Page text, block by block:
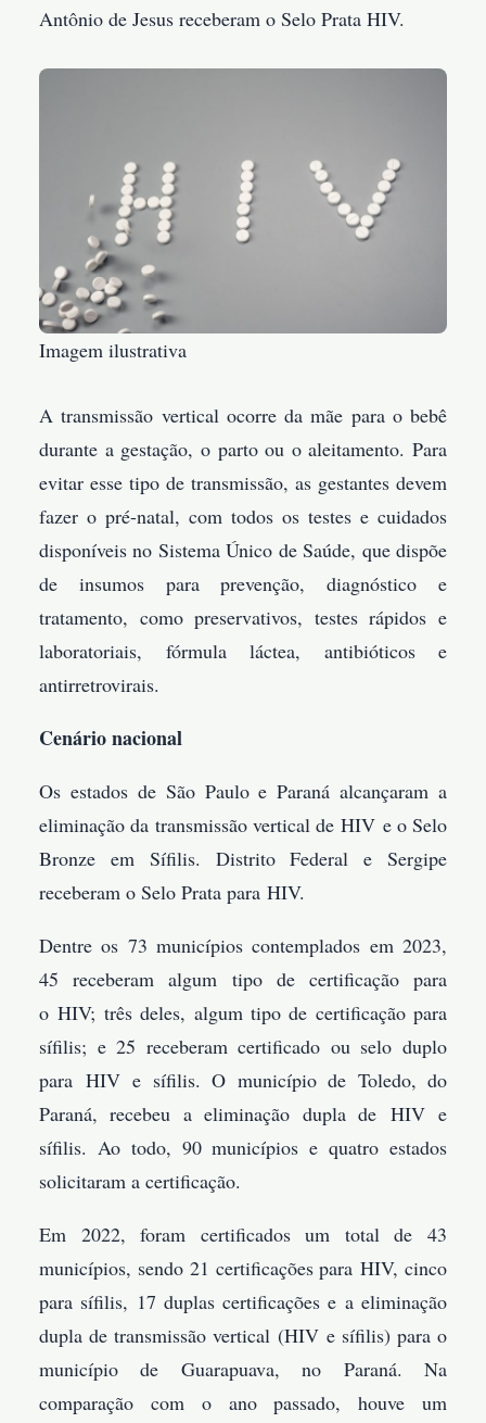
Antônio de Jesus receberam o Selo Prata HIV.
Imagem ilustrativa
A transmissão vertical ocorre da mãe para o bebê
durante a gestação, o parto ou o aleitamento. Para
evitar esse tipo de transmissão, as gestantes devem
fazer o pré-natal, com todos os testes e cuidados
disponíveis no Sistema Único de Saúde, que dispõe
de insumos para prevenção, diagnóstico e
tratamento, como preservativos, testes rápidos e
laboratoriais, fórmula láctea, antibióticos e
antirretrovirais.
Cenário nacional
Os estados de São Paulo e Paraná alcançaram a
eliminação da transmissão vertical de HIV e o Selo
Bronze em Sífilis. Distrito Federal e Sergipe
receberam o Selo Prata para HIV.
Dentre os 73 municípios contemplados em 2023,
45 receberam algum tipo de certificação para
o HIV; três deles, algum tipo de certificação para
sífilis; e 25 receberam certificado ou selo duplo
para HIV e sífilis. O município de Toledo, do
Paraná, recebeu a eliminação dupla de HIV e
sífilis. Ao todo, 90 municípios e quatro estados
solicitaram a certificação.
Em 2022, foram certificados um total de 43
municípios, sendo 21 certificações para HIV, cinco
para sífilis, 17 duplas certificações e a eliminação
dupla de transmissão vertical (HIV e sífilis) para o
município de Guarapuava, no Paraná. Na
comparação com o ano passado, houve um